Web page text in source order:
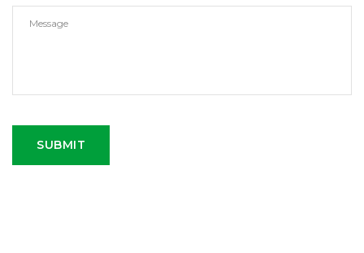
SUBMIT